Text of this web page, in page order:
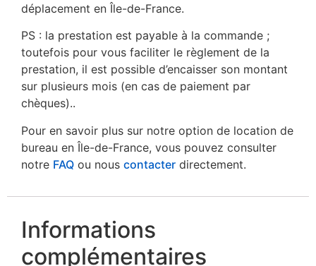
déplacement en Île-de-France.
PS : la prestation est payable à la commande ;
toutefois pour vous faciliter le règlement de la
prestation, il est possible d’encaisser son montant
sur plusieurs mois (en cas de paiement par
chèques)..
Pour en savoir plus sur notre option de location de
bureau en Île-de-France, vous pouvez consulter
notre FAQ ou nous contacter directement.
Informations
complémentaires